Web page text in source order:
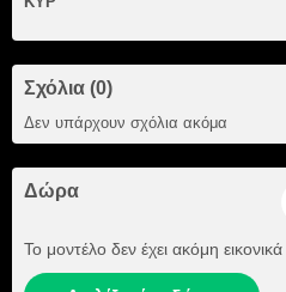
Σχόλια (0)
Δεν υπάρχουν σχόλια ακόμα
Δώρα
Το μοντέλο δεν έχει ακόμη